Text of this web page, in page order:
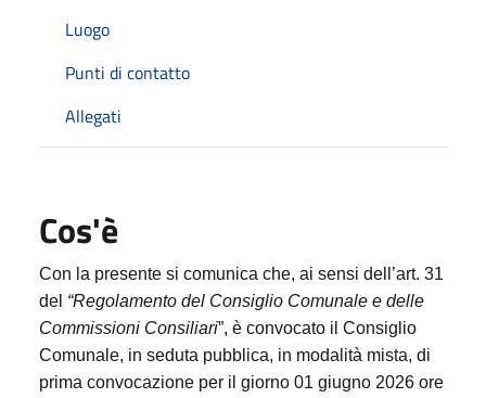
Luogo
Punti di contatto
Allegati
Cos'è
Con la presente si comunica che, ai sensi dell’art. 31
del “Regolamento del Consiglio Comunale e delle
Commissioni Consiliari”, è convocato il Consiglio
Comunale, in seduta pubblica, in modalità mista, di
prima convocazione per il giorno 01 giugno 2026 ore